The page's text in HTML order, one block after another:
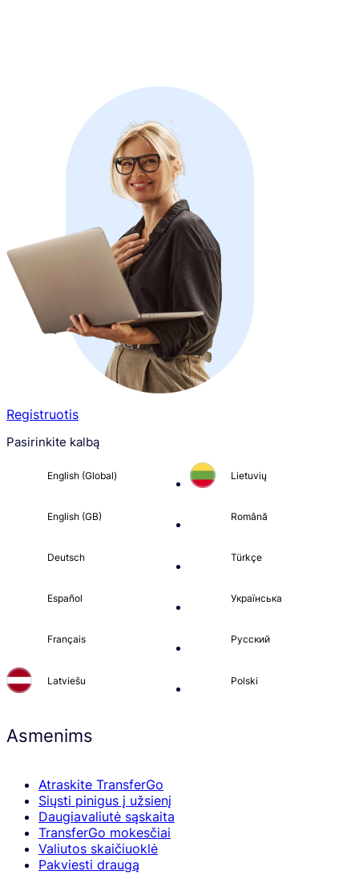
Registruotis
Pasirinkite kalbą
English (Global)
English (GB)
Deutsch
Español
Français
Latviešu
Lietuvių
Română
Türkçe
Українська
Русский
Polski
Asmenims
Atraskite TransferGo
Siųsti pinigus į užsienį
Daugiavaliutė sąskaita
TransferGo mokesčiai
Valiutos skaičiuoklė
Pakviesti draugą